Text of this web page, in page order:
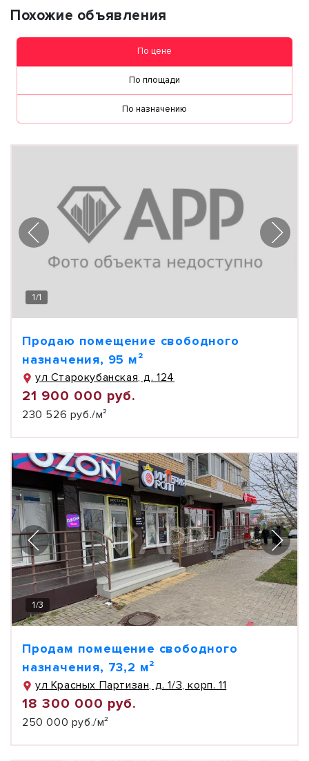
Похожие объявления
По цене
По площади
По назначению
1/1
Продаю помещение свободного
назначения, 95 м²
ул Старокубанская, д. 124
21 900 000 руб.
230 526 руб./м²
1/3
Продам помещение свободного
назначения, 73,2 м²
ул Красных Партизан, д. 1/3, корп. 11
18 300 000 руб.
250 000 руб./м²